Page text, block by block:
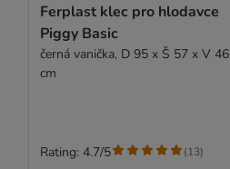
Ferplast klec pro hlodavce
Piggy Basic
černá vanička, D 95 x Š 57 x V 46
cm
Rating: 4.7/5 (13)